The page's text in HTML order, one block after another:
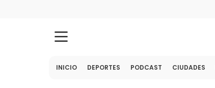
INICIO DEPORTES PODCAST CIUDADES